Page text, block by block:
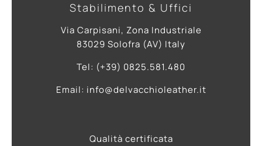
Stabilimento & Uffici
Via Carpisani, Zona Industriale
83029 Solofra (AV) Italy
Tel: (+39) 0825.581.480
Email: info@delvacchioleather.it
Qualità certificata